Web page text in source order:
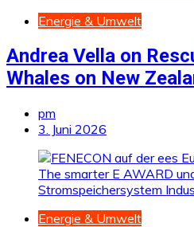
Energie & Umwelt
Andrea Vella on
Whales on New
pm
3. Juni 2026
Energie & Umwelt